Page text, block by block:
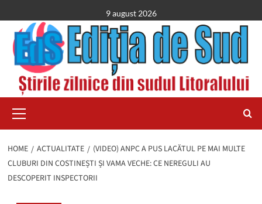
to
content
9 august 2026
Menu
HOME ACTUALITATE
(VIDEO) ANPC A PUS LACĂTUL PE MAI MULTE
CLUBURI DIN COSTINEȘTI ȘI VAMA VECHE: CE NEREGULI AU
DESCOPERIT INSPECTORII